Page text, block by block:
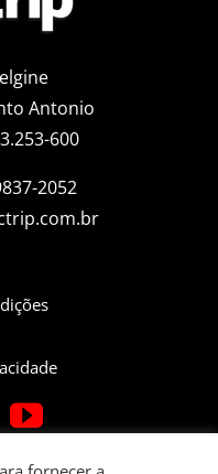
Antonio
600
2052